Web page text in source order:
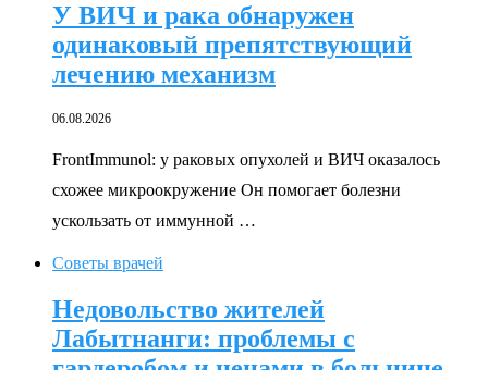
У ВИЧ и рака обнаружен
одинаковый препятствующий
лечению механизм
06.08.2026
FrontImmunol: у раковых опухолей и ВИЧ оказалось
схожее микроокружение Он помогает болезни
ускользать от иммунной …
Советы врачей
Недовольство жителей
Лабытнанги: проблемы с